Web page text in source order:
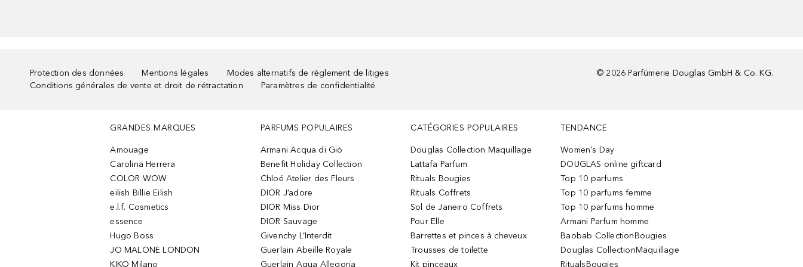
Protection des données Mentions légales
Modes alternatifs de règlement de litiges
Conditions générales de vente et droit de rétractation
Paramètres de confidentialité
© 2026 Parfümerie Douglas GmbH & Co. KG.
GRANDES MARQUES
Amouage
Carolina Herrera
COLOR WOW
eilish Billie Eilish
e.l.f. Cosmetics
essence
Hugo Boss
JO MALONE LONDON
KIKO Milano
PARFUMS POPULAIRES
Armani Acqua di Giò
Benefit Holiday Collection
Chloé Atelier des Fleurs
DIOR J’adore
DIOR Miss Dior
DIOR Sauvage
Givenchy L’Interdit
Guerlain Abeille Royale
Guerlain Aqua Allegoria
CATÉGORIES POPULAIRES
Douglas Collection Maquillage
Lattafa Parfum
Rituals Bougies
Rituals Coffrets
Sol de Janeiro Coffrets
Pour Elle
Barrettes et pinces à cheveux
Trousses de toilette
Kit pinceaux
TENDANCE
Women's Day
DOUGLAS online giftcard
Top 10 parfums
Top 10 parfums femme
Top 10 parfums homme
Armani Parfum homme
Baobab CollectionBougies
Douglas CollectionMaquillage
RitualsBougies